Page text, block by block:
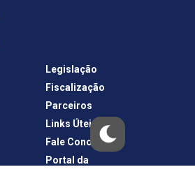
Legislação
Fiscalização
Parceiros
Links Úteis
Fale Conosco
Portal da